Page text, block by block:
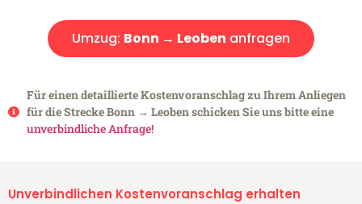
Umzug: Bonn → Leoben anfragen
Für einen detaillierte Kostenvoranschlag zu Ihrem Anliegen
für die Strecke Bonn → Leoben schicken Sie uns bitte eine
unverbindliche Anfrage!
Unverbindlichen Kostenvoranschlag erhalten